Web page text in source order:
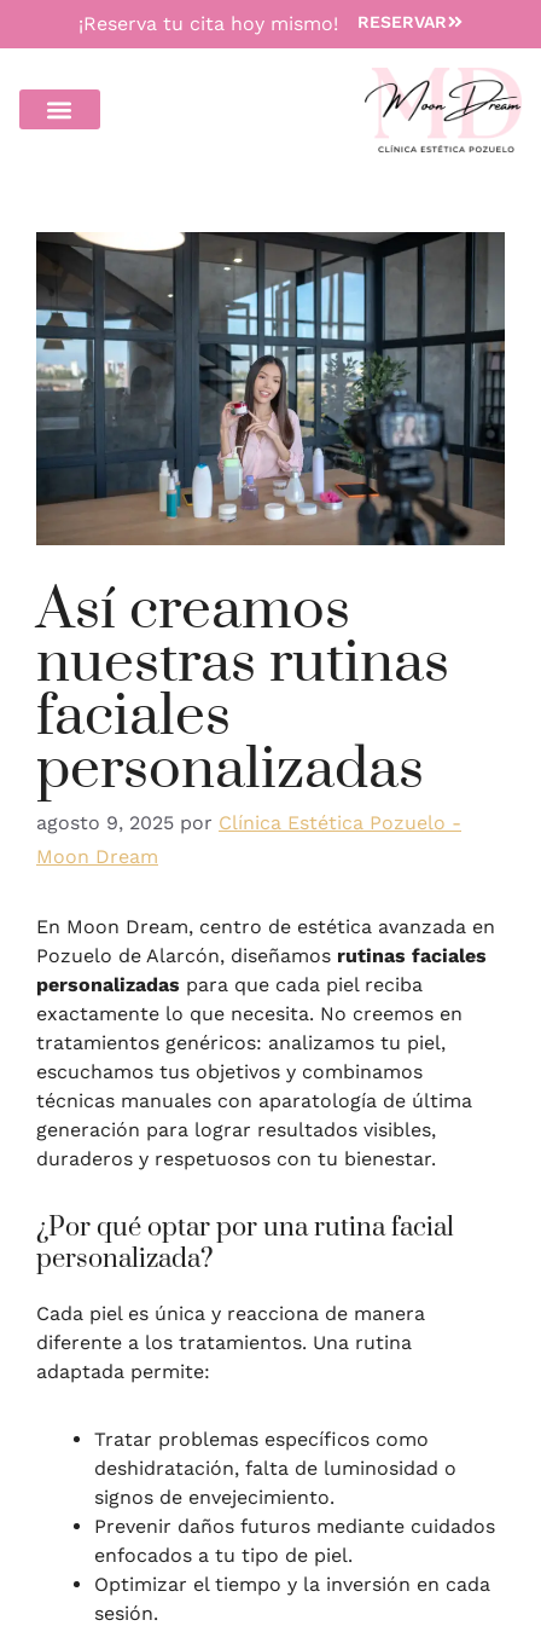
¡Reserva tu cita hoy mismo! RESERVAR
Así creamos
nuestras rutinas
faciales
personalizadas
agosto 9, 2025 por Clínica Estética Pozuelo -
Moon Dream
En Moon Dream, centro de estética avanzada en
Pozuelo de Alarcón, diseñamos rutinas faciales
personalizadas para que cada piel reciba
exactamente lo que necesita. No creemos en
tratamientos genéricos: analizamos tu piel,
escuchamos tus objetivos y combinamos
técnicas manuales con aparatología de última
generación para lograr resultados visibles,
duraderos y respetuosos con tu bienestar.
¿Por qué optar por una rutina facial
personalizada?
Cada piel es única y reacciona de manera
diferente a los tratamientos. Una rutina
adaptada permite:
Tratar problemas específicos como
deshidratación, falta de luminosidad o
signos de envejecimiento.
Prevenir daños futuros mediante cuidados
enfocados a tu tipo de piel.
Optimizar el tiempo y la inversión en cada
sesión.